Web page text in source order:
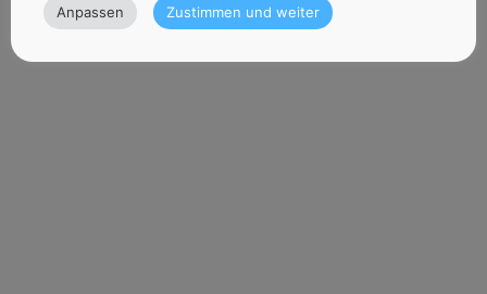
Anpassen Zustimmen und weiter